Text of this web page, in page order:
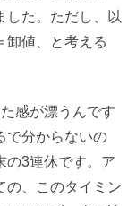
した。ただし、以
卸値、と考える
感が漂うんです
で分からないの
の3連休です。ア
の、このタイミン